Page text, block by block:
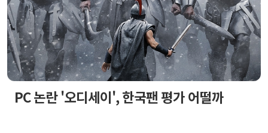
PC 논란 '오디세이', 한국팬 평가 어떨까